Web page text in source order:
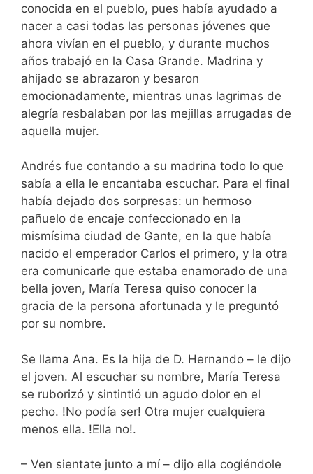
conocida en el pueblo, pues había ayudado a
nacer a casi todas las personas jóvenes que
ahora vivían en el pueblo, y durante muchos
años trabajó en la Casa Grande. Madrina y
ahijado se abrazaron y besaron
emocionadamente, mientras unas lagrimas de
alegría resbalaban por las mejillas arrugadas de
aquella mujer.
Andrés fue contando a su madrina todo lo que
sabía a ella le encantaba escuchar. Para el final
había dejado dos sorpresas: un hermoso
pañuelo de encaje confeccionado en la
mismísima ciudad de Gante, en la que había
nacido el emperador Carlos el primero, y la otra
era comunicarle que estaba enamorado de una
bella joven, María Teresa quiso conocer la
gracia de la persona afortunada y le preguntó
por su nombre.
Se llama Ana. Es la hija de D. Hernando – le dijo
el joven. Al escuchar su nombre, María Teresa
se ruborizó y sintintió un agudo dolor en el
pecho. !No podía ser! Otra mujer cualquiera
menos ella. !Ella no!.
– Ven sientate junto a mí – dijo ella cogiéndole